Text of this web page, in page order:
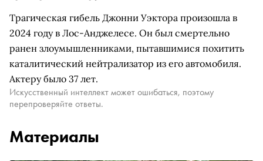
Трагическая гибель Джонни Уэктора произошла в
2024 году в Лос-Анджелесе. Он был смертельно
ранен злоумышленниками, пытавшимися похитить
каталитический нейтрализатор из его автомобиля.
Актеру было 37 лет.
Искусственный интеллект может ошибаться, поэтому
перепроверяйте ответы.
Материалы